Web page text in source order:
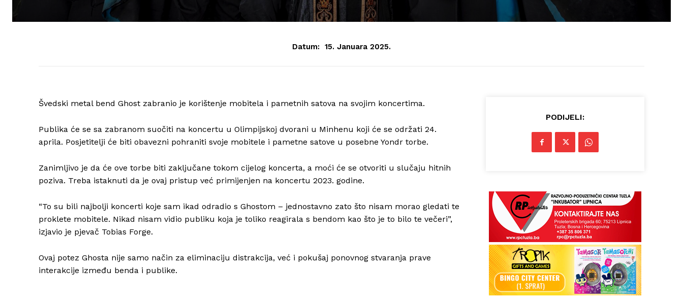
Info
Impressum
Datum: 15. Januara 2025.
Švedski metal bend Ghost zabranio je korištenje mobitela i pametnih satova na svojim koncertima.
Publika će se sa zabranom suočiti na koncertu u Olimpijskoj dvorani u Minhenu koji će se održati 24.
aprila. Posjetitelji će biti obavezni pohraniti svoje mobitele i pametne satove u posebne Yondr torbe.
Zanimljivo je da će ove torbe biti zaključane tokom cijelog koncerta, a moći će se otvoriti u slučaju hitnih
poziva. Treba istaknuti da je ovaj pristup već primijenjen na koncertu 2023. godine.
“To su bili najbolji koncerti koje sam ikad odradio s Ghostom – jednostavno zato što nisam morao gledati te
proklete mobitele. Nikad nisam vidio publiku koja je toliko reagirala s bendom kao što je to bilo te večeri”,
izjavio je pjevač Tobias Forge.
Ovaj potez Ghosta nije samo način za eliminaciju distrakcija, već i pokušaj ponovnog stvaranja prave
interakcije između benda i publike.
PODIJELI: